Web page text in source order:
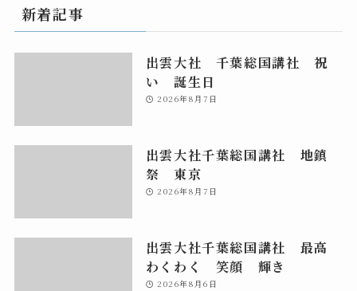
新着記事
出雲大社 千葉総国講社 祝
い 誕生日
2026年8月7日
出雲大社千葉総国講社 地鎮
祭 東京
2026年8月7日
出雲大社千葉総国講社 最高
わくわく 笑顔 輝き
2026年8月6日